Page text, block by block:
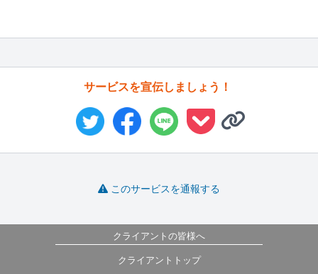
サービスを宣伝しましょう！
このサービスを通報する
クライアントの皆様へ
クライアントトップ